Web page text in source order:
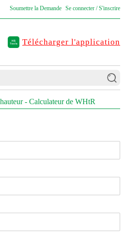
Soumettre la Demande Se connecter / S'inscrire
Télécharger l'application
- Calculateur de WHtR